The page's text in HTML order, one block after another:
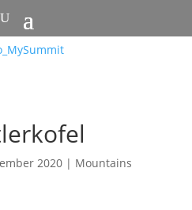
2020| Mountains